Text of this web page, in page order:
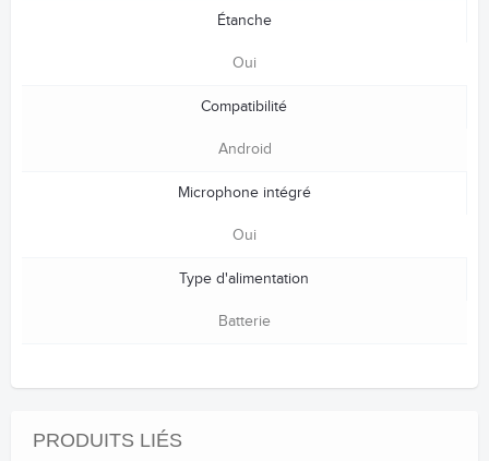
Étanche
Oui
Compatibilité
Android
Microphone intégré
Oui
Type d'alimentation
Batterie
PRODUITS LIÉS